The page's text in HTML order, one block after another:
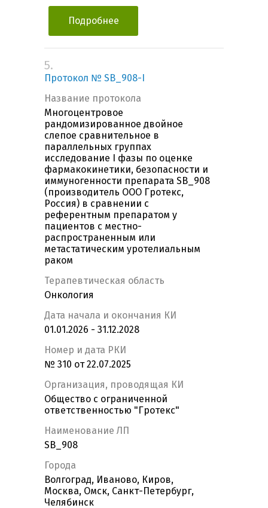
Подробнее
5.
Протокол № SB_908-I
Название протокола
Многоцентровое
рандомизированное двойное
слепое сравнительное в
параллельных группах
исследование I фазы по оценке
фармакокинетики, безопасности и
иммуногенности препарата SB_908
(производитель ООО Гротекс,
Россия) в сравнении с
референтным препаратом у
пациентов с местно-
распространенным или
метастатическим уротелиальным
раком
Терапевтическая область
Онкология
Дата начала и окончания КИ
01.01.2026 - 31.12.2028
Номер и дата РКИ
№ 310 от 22.07.2025
Организация, проводящая КИ
Общество с ограниченной
ответственностью "Гротекс"
Наименование ЛП
SB_908
Города
Волгоград, Иваново, Киров,
Москва, Омск, Санкт-Петербург,
Челябинск